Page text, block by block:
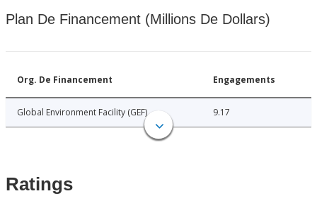
Plan De Financement (Millions De Dollars)
Org. De Financement Engagements
Global Environment Facility (GEF) 9.17
Ratings